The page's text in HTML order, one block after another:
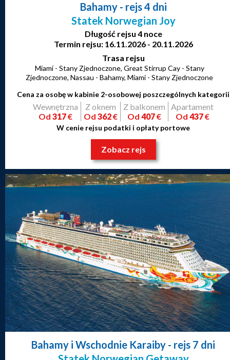
Bahamy- rejs 4 dni
Statek Norwegian Joy
Długość rejsu 4 noce
Termin rejsu: 16.11.2026 - 20.11.2026
Trasa rejsu
Miami - Stany Zjednoczone, Great Stirrup Cay - Stany
Zjednoczone, Nassau - Bahamy, Miami - Stany Zjednoczone
Cena za osobę w kabinie 2-osobowej poszczególnych kategorii
Wewnętrzna
Od 317€
Z oknem
Od 362€
Z balkonem
Od 407€
Apartament
Od 437€
W cenie rejsu podatki i opłaty portowe
Zobacz rejs
Bahamy i Wschodnie Karaiby - rejs 7 dni